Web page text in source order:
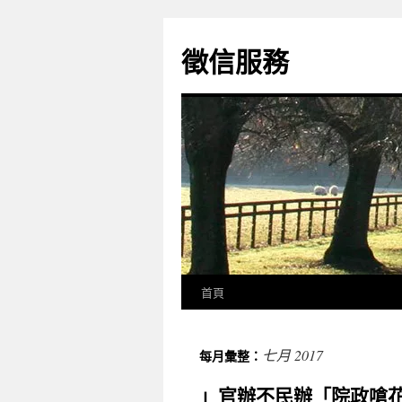
徵信服務
首頁
每月彙整： 七月 2017
」官辦不民辦「院政嗆